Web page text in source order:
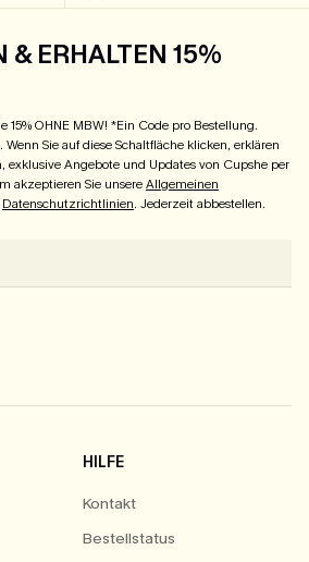
ERHALTEN 15%
15% OHNE MBW! *Ein Code pro Bestellung.
Sie auf diese Schaltfläche klicken, erklären
exklusive Angebote und Updates von Cupshe per
akzeptieren Sie unsereAllgemeinen
Datenschutzrichtlinien. Jederzeit abbestellen.
HILFE
Kontakt
Bestellstatus